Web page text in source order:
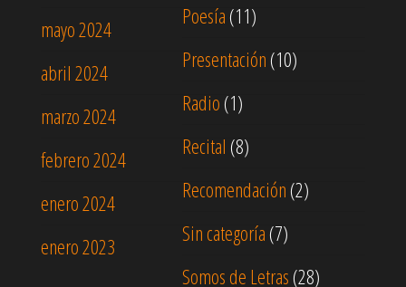
Poesía(11)
Presentación(10)
Radio(1)
Recital (8)
Recomendación(2)
Sin categoría(7)
Somos de Letras (28)
mayo 2024
abril 2024
marzo 2024
febrero 2024
enero 2024
enero 2023